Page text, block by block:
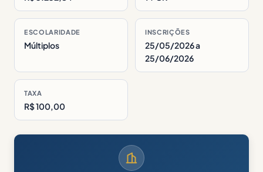
ESCOLARIDADE
Múltiplos
INSCRIÇÕES
25/05/2026 a
25/06/2026
TAXA
R$ 100,00